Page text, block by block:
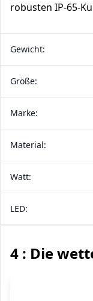
robusten IP-65-
Gewicht:
Größe:
Marke:
Material:
Watt:
LED:
4 : Die